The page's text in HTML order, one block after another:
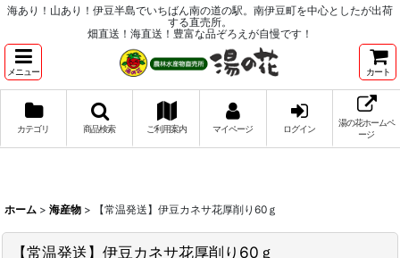
海あり！山あり！伊豆半島でいちばん南の道の駅。南伊豆町を中心としたが出荷
する直売所。
畑直送！海直送！豊富な品ぞろえが自慢です！
メニュー カート
カテゴリ 商品検索 ご利用案内 マイページ ログイン
湯の花ホームペ
ージ
ホーム > 海産物 > 【常温発送】伊豆カネサ花厚削り60ｇ
【常温発送】伊豆カネサ花厚削り60ｇ